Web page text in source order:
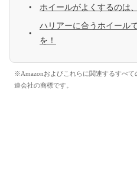
ホイールがよくするのは
ハリアーに合うホイール
を！
※Amazonおよびこれらに関連するすべて
連会社の商標です。